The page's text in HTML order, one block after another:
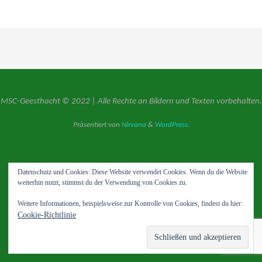
Datenschutz und Cookies: Diese Website verwendet Cookies. Wenn du die Website
weiterhin nutzt, stimmst du der Verwendung von Cookies zu.
Weitere Informationen, beispielsweise zur Kontrolle von Cookies, findest du hier:
Cookie-Richtlinie
MSC-Geesthacht © 2022 | Alle Rechte an Bildern und Texten vorbehalten.
Präsentiert von Nirvana & WordPress.